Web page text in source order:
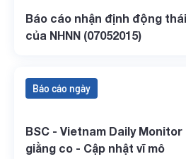
Báo cáo nhận định động
của NHNN (07052015)
Báo cáo ngày
BSC - Vietnam Daily Monitor
giằng co - Cập nhật vĩ mô